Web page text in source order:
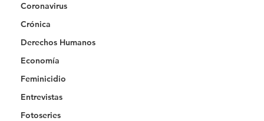
Coronavirus
Crónica
Derechos Humanos
Economía
Feminicidio
Entrevistas
Fotoseries